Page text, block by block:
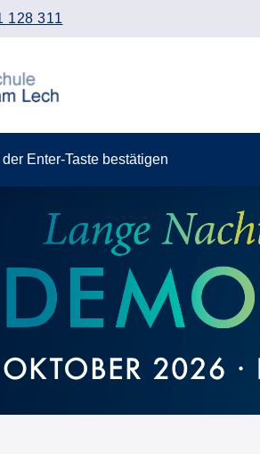
128 311
Enter-Taste bestätigen